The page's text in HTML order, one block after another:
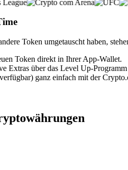
Token umgetauscht haben,
Token direkt in Ihrer App-Wallet.
Extras über das Level Up-
ganz einfach mit der